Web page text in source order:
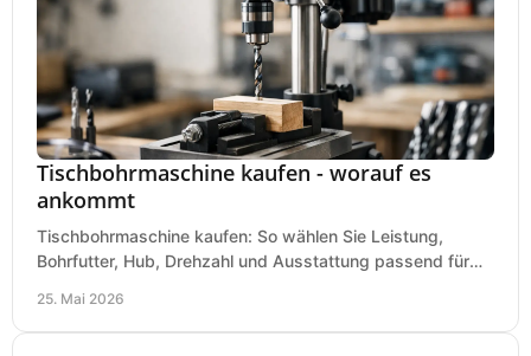
Tischbohrmaschine kaufen - worauf es
ankommt
Tischbohrmaschine kaufen: So wählen Sie Leistung,
Bohrfutter, Hub, Drehzahl und Ausstattung passend für
25. Mai 2026